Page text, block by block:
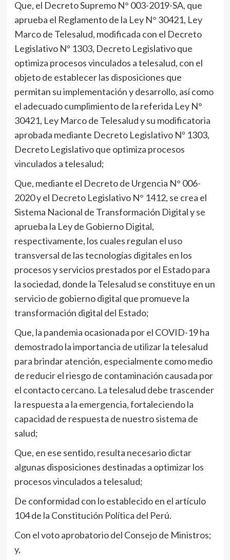
Que, el Decreto Supremo N° 003-2019-SA, que
aprueba el Reglamento de la Ley N° 30421, Ley
Marco de Telesalud, modificada con el Decreto
Legislativo Nº 1303, Decreto Legislativo que
optimiza procesos vinculados a telesalud, con el
objeto de establecer las disposiciones que
permitan su implementación y desarrollo, así como
el adecuado cumplimiento de la referida Ley N°
30421, Ley Marco de Telesalud y su modificatoria
aprobada mediante Decreto Legislativo Nº 1303,
Decreto Legislativo que optimiza procesos
vinculados a telesalud;
Que, mediante el Decreto de Urgencia N° 006-
2020 y el Decreto Legislativo N° 1412, se crea el
Sistema Nacional de Transformación Digital y se
aprueba la Ley de Gobierno Digital,
respectivamente, los cuales regulan el uso
transversal de las tecnologías digitales en los
procesos y servicios prestados por el Estado para
la sociedad, donde la Telesalud se constituye en un
servicio de gobierno digital que promueve la
transformación digital del Estado;
Que, la pandemia ocasionada por el COVID-19 ha
demostrado la importancia de utilizar la telesalud
para brindar atención, especialmente como medio
de reducir el riesgo de contaminación causada por
el contacto cercano. La telesalud debe trascender
la respuesta a la emergencia, fortaleciendo la
capacidad de respuesta de nuestro sistema de
salud;
Que, en ese sentido, resulta necesario dictar
algunas disposiciones destinadas a optimizar los
procesos vinculados a telesalud;
De conformidad con lo establecido en el artículo
104 de la Constitución Política del Perú.
Con el voto aprobatorio del Consejo de Ministros;
y,